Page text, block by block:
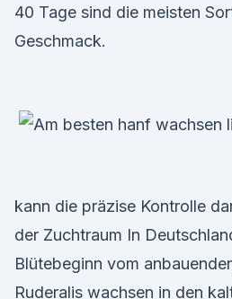
40 Tage sind die meisten
Geschmack.
kann die präzise Kontrolle
der Zuchtraum In
Blütebeginn vom
Ruderalis wachsen in den